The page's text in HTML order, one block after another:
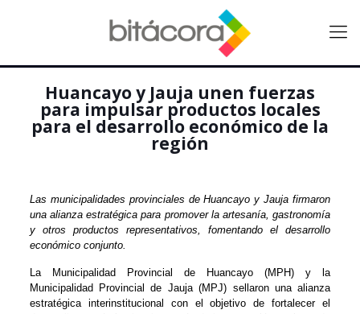
Huancayo y Jauja unen fuerzas
para impulsar productos locales
para el desarrollo económico de la
región
Las municipalidades provinciales de Huancayo y Jauja firmaron
una alianza estratégica para promover la artesanía, gastronomía
y otros productos representativos, fomentando el desarrollo
económico conjunto.
La Municipalidad Provincial de Huancayo (MPH) y la
Municipalidad Provincial de Jauja (MPJ) sellaron una alianza
estratégica interinstitucional con el objetivo de fortalecer el